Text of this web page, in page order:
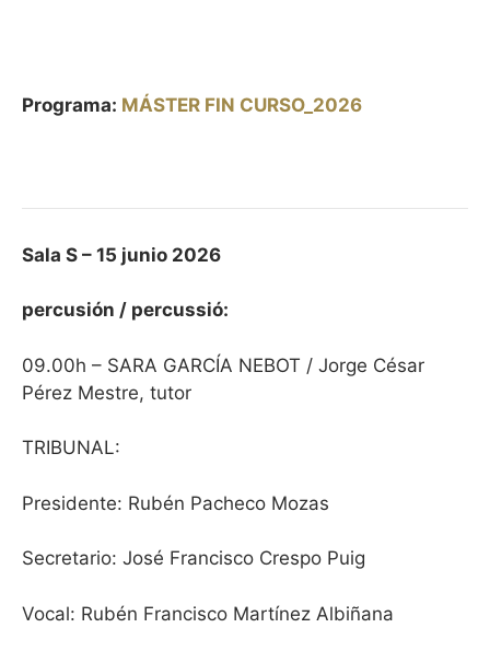
Programa: MÁSTER FIN CURSO_2026
Sala S – 15 junio 2026
percusión / percussió:
09.00h – SARA GARCÍA NEBOT / Jorge César
Pérez Mestre, tutor
TRIBUNAL:
Presidente: Rubén Pacheco Mozas
Secretario: José Francisco Crespo Puig
Vocal: Rubén Francisco Martínez Albiñana